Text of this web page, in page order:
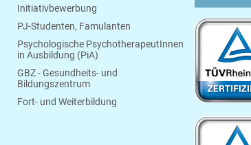
Initiativbewerbung
PJ-Studenten, Famulanten
Psychologische PsychotherapeutInnen
in Ausbildung (PiA)
GBZ - Gesundheits- und
Bildungszentrum
Fort- und Weiterbildung